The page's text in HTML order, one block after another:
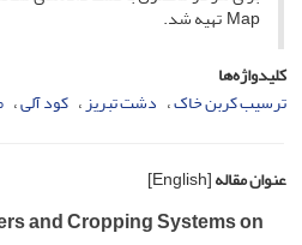
Map تهیه شد.
کلیدواژه‌ها
ترسیب کربن خاک دشت تبریز کود آلی
عنوان مقاله[English]
and Cropping Systems on